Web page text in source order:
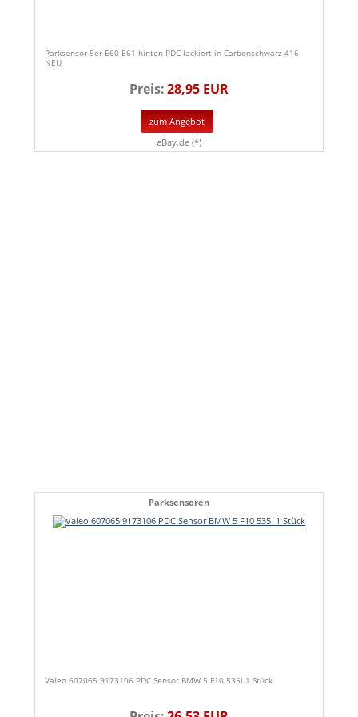
Parksensor 5er E60 E61 hinten PDC lackiert in Carbonschwarz 416
NEU
Preis:28,95 EUR
zum Angebot
eBay.de (*)
Parksensoren
Valeo 607065 9173106 PDC Sensor BMW 5 F10 535i 1 Stück